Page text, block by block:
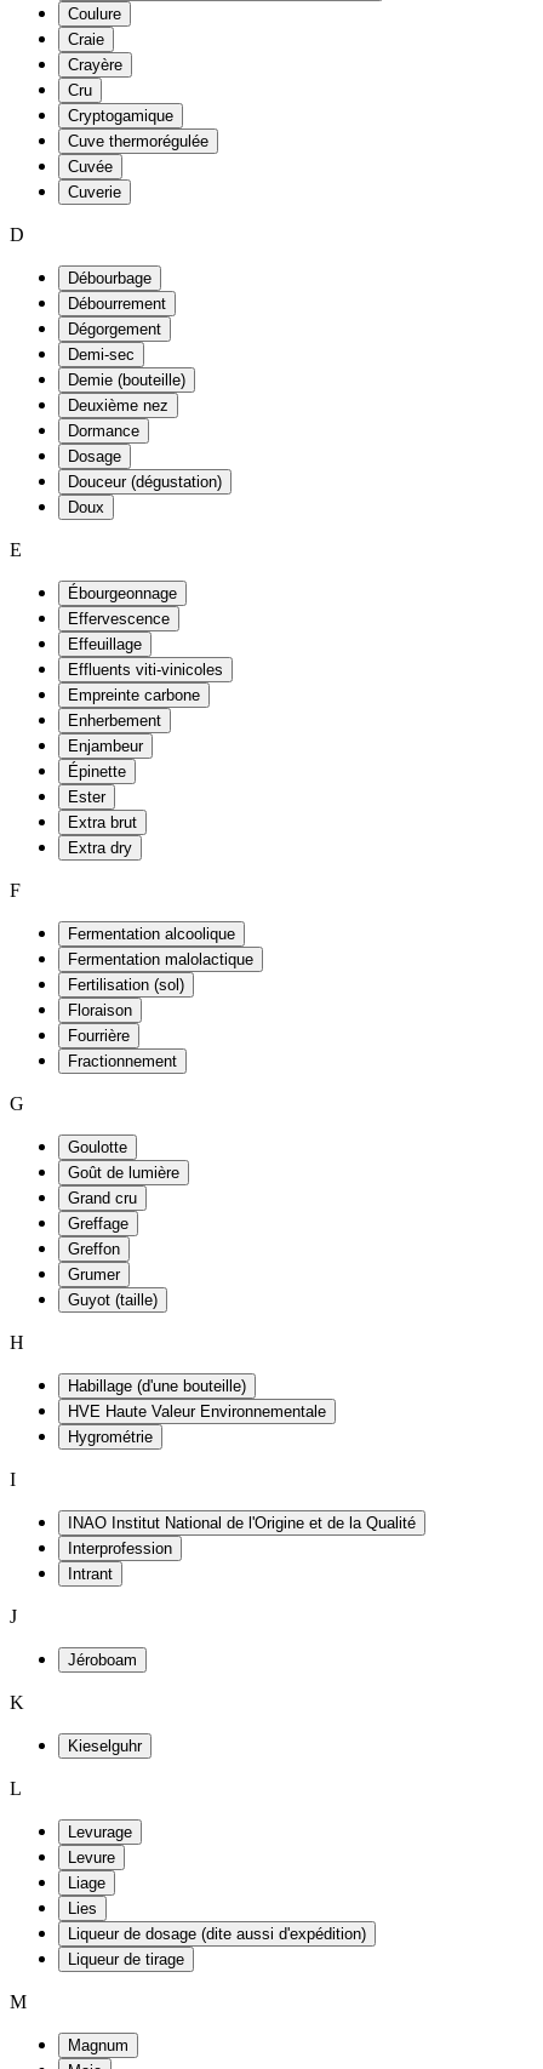
Coulure
Craie
Crayère
Cru
Cryptogamique
Cuve thermorégulée
Cuvée
Cuverie
D
Débourbage
Débourrement
Dégorgement
Demi-sec
Demie (bouteille)
Deuxième nez
Dormance
Dosage
Douceur (dégustation)
Doux
E
Ébourgeonnage
Effervescence
Effeuillage
Effluents viti-vinicoles
Empreinte carbone
Enherbement
Enjambeur
Épinette
Ester
Extra brut
Extra dry
F
Fermentation alcoolique
Fermentation malolactique
Fertilisation (sol)
Floraison
Fourrière
Fractionnement
G
Goulotte
Goût de lumière
Grand cru
Greffage
Greffon
Grumer
Guyot (taille)
H
Habillage (d'une bouteille)
HVE Haute Valeur Environnementale
Hygrométrie
I
INAO Institut National de l'Origine et de la Qualité
Interprofession
Intrant
J
Jéroboam
K
Kieselguhr
L
Levurage
Levure
Liage
Lies
Liqueur de dosage (dite aussi d'expédition)
Liqueur de tirage
M
Magnum